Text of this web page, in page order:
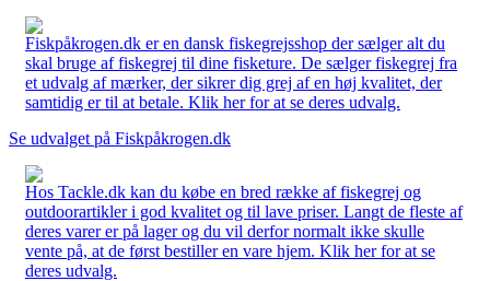
Fiskpåkrogen.dk er en dansk fiskegrejsshop der sælger alt du
skal bruge af fiskegrej til dine fisketure. De sælger fiskegrej fra
et udvalg af mærker, der sikrer dig grej af en høj kvalitet, der
samtidig er til at betale. Klik her for at se deres udvalg.
Se udvalget på Fiskpåkrogen.dk
Hos Tackle.dk kan du købe en bred række af fiskegrej og
outdoorartikler i god kvalitet og til lave priser. Langt de fleste af
deres varer er på lager og du vil derfor normalt ikke skulle
vente på, at de først bestiller en vare hjem. Klik her for at se
deres udvalg.